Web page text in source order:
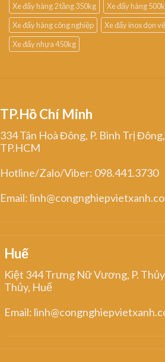
Xe đẩy hàng 2 tầng 350kg
Xe đẩy hàng
Xe đẩy hàng công nghiệp
Xe đẩy inox dọn
Xe đẩy nhựa 450kg
TP.Hồ Chí Minh
334 Tân Hoà Đông, P. Bình Trị
TP.HCM
Hotline/Zalo/Viber: 098.441.3730
Email:
Huế
Kiệt 344 Trưng Nữ Vương, P.
Thủy, Huế
Email: